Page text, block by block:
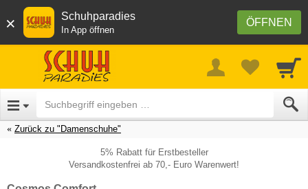
× ÖFFNEN
Schuhparadies
In App öffnen
Zurück zu "Damenschuhe"
5% Rabatt für Erstbesteller
Versandkostenfrei ab 70,- Euro Warenwert!